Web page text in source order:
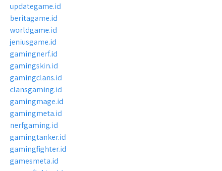
updategame.id
beritagame.id
worldgame.id
jeniusgame.id
gamingnerf.id
gamingskin.id
gamingclans.id
clansgaming.id
gamingmage.id
gamingmeta.id
nerfgaming.id
gamingtanker.id
gamingfighter.id
gamesmeta.id